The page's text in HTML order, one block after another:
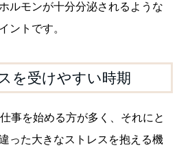
ルモンが十分分泌されるような
ントです。
を受けやすい時期
事を始める方が多く、それにと
った大きなストレスを抱える機